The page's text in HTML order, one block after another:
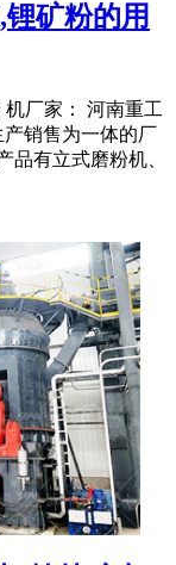
矿粉的用
机厂家： 河南重工
销售为一体的厂
品有立式磨粉机、